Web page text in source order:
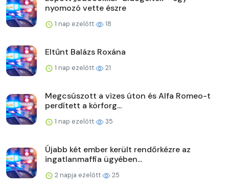
nyomozó vette észre
1 nap ezelőtt 18
Eltűnt Balázs Roxána
1 nap ezelőtt 21
Megcsúszott a vizes úton és Alfa Romeo-t
perdített a körforg...
1 nap ezelőtt 35
Újabb két ember került rendőrkézre az
ingatlanmaffia ügyében...
2 napja ezelőtt 25